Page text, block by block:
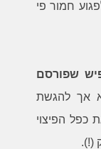
חמור פי
שפורסם
אך להגשת
כפל הפיצוי
(!).